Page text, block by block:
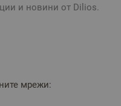
и новини от Dilios.
мрежи: